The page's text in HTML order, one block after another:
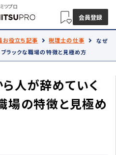
ツプロ
会員登録
お役立ち記事 税理士の仕事
なぜ
ラックな職場の特徴と見極め方
人が辞めていく
場の特徴と見極め